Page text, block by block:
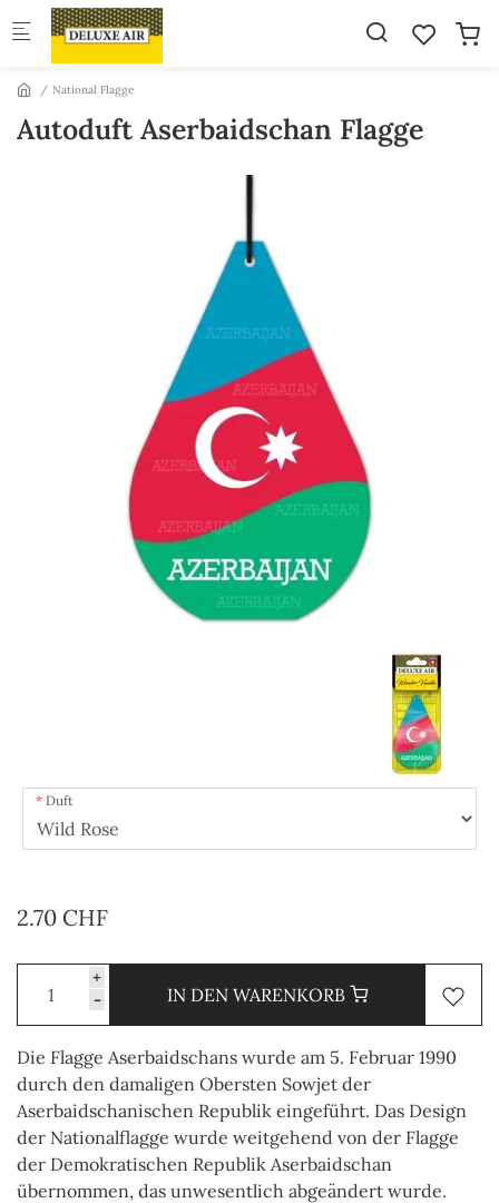
Skip to main content
National Flagge
Autoduft Aserbaidschan Flagge
Duft
2.70 CHF
+
-
IN DEN WARENKORB
Die Flagge Aserbaidschans wurde am 5. Februar 1990
durch den damaligen Obersten Sowjet der
Aserbaidschanischen Republik eingeführt. Das Design
der Nationalflagge wurde weitgehend von der Flagge
der Demokratischen Republik Aserbaidschan
übernommen, das unwesentlich abgeändert wurde.